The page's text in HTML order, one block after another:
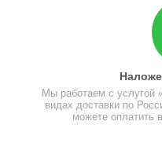
Мы работаем с услугой
видах доставки по
можете оплатить